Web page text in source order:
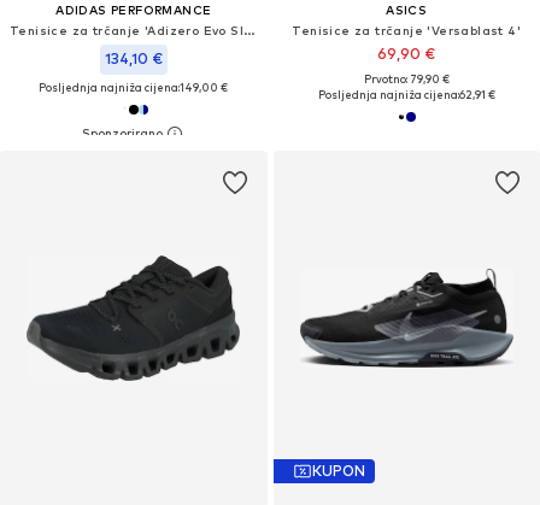
ADIDAS PERFORMANCE
Tenisice za trčanje 'Adizero Evo Sl Exo'
134,10 €
Posljednja najniža cijena:149,00 €
ASICS
Tenisice za trčanje 'Versablast 4'
69,90 €
Prvotno: 79,90 €
Posljednja najniža cijena:62,91 €
KUPON